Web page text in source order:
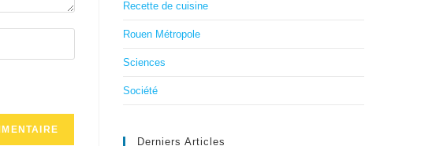
Recette de cuisine
Rouen Métropole
Sciences
Société
Derniers Articles